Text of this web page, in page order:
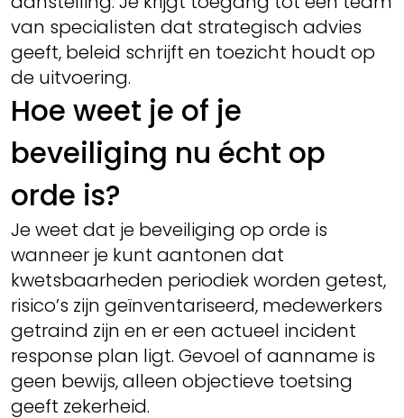
van specialisten dat strategisch advies
geeft, beleid schrijft en toezicht houdt op
de uitvoering.
Hoe weet je of je
beveiliging nu écht op
orde is?
Je weet dat je beveiliging op orde is
wanneer je kunt aantonen dat
kwetsbaarheden periodiek worden getest,
risico’s zijn geïnventariseerd, medewerkers
getraind zijn en er een actueel incident
response plan ligt. Gevoel of aanname is
geen bewijs, alleen objectieve toetsing
geeft zekerheid.